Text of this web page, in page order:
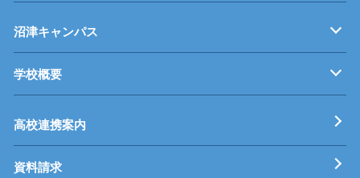
キャンパス紹介
機械・制御技術科
電気技術科
建築設備科
沼津キャンパス
キャンパス紹介
機械・生産技術科
電子情報技術科
情報技術科
学校概要
基本理念
校長挨拶
すうじでみる静岡県立工科短期大学校
工科短大評価委員会
高校連携案内
資料請求